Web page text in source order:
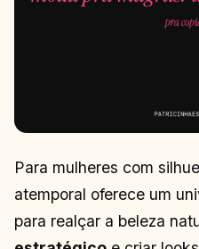
Para mulheres com
atemporal oferece um
para realçar a beleza